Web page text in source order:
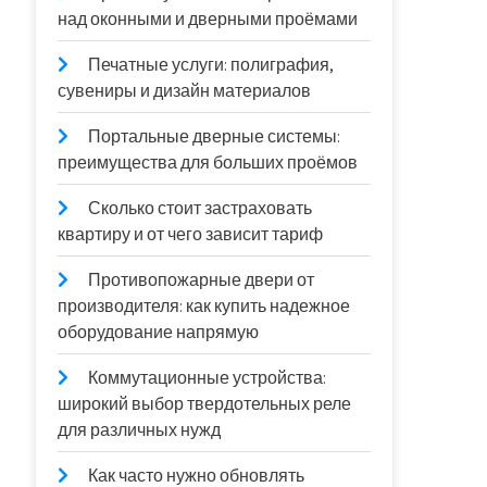
над оконными и дверными проёмами
Печатные услуги: полиграфия,
сувениры и дизайн материалов
Портальные дверные системы:
преимущества для больших проёмов
Сколько стоит застраховать
квартиру и от чего зависит тариф
Противопожарные двери от
производителя: как купить надежное
оборудование напрямую
Коммутационные устройства:
широкий выбор твердотельных реле
для различных нужд
Как часто нужно обновлять